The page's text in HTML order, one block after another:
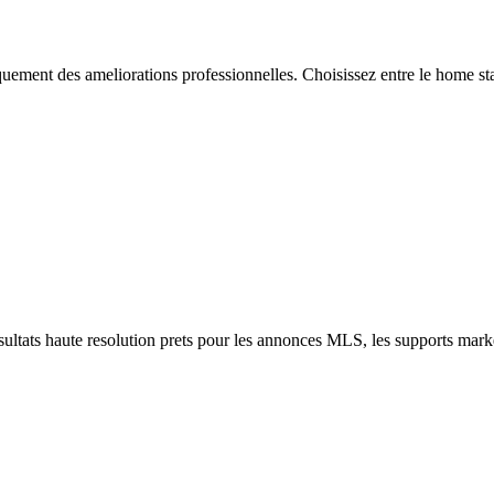
des ameliorations professionnelles. Choisissez entre le
haute resolution prets pour les annonces MLS, les supports